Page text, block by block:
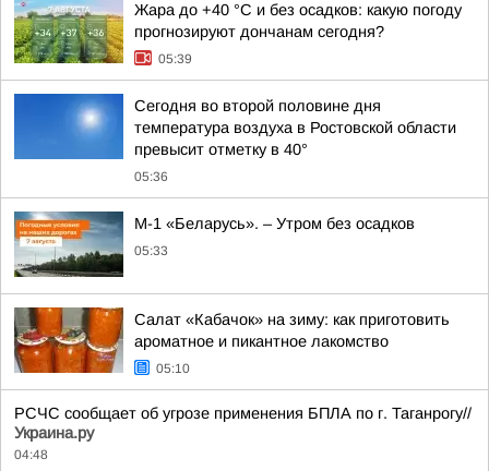
Жара до +40 °С и без осадков: какую погоду
прогнозируют дончанам сегодня?
05:39
Сегодня во второй половине дня
температура воздуха в Ростовской области
превысит отметку в 40°
05:36
М-1 «Беларусь». – Утром без осадков
05:33
Салат «Кабачок» на зиму: как приготовить
ароматное и пикантное лакомство
05:10
РСЧС сообщает об угрозе применения БПЛА по г. Таганрогу//
Украина.ру
04:48